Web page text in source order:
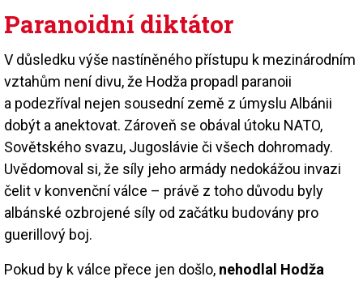
Paranoidní diktátor
V důsledku výše nastíněného přístupu k mezinárodním
vztahům není divu, že Hodža propadl paranoii
a podezříval nejen sousední země z úmyslu Albánii
dobýt a anektovat. Zároveň se obával útoku NATO,
Sovětského svazu, Jugoslávie či všech dohromady.
Uvědomoval si, že síly jeho armády nedokážou invazi
čelit v konvenční válce – právě z toho důvodu byly
albánské ozbrojené síly od začátku budovány pro
guerillový boj.
Pokud by k válce přece jen došlo, nehodlal Hodža